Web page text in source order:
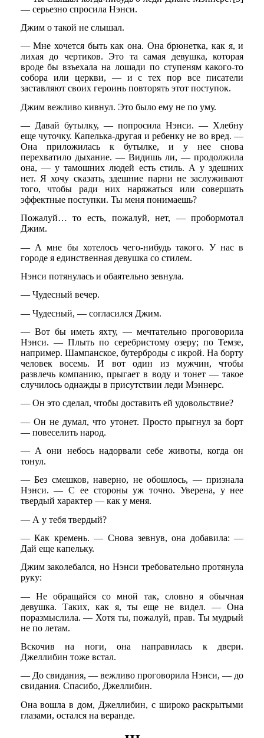
— серьезно спросила Нэнси.
Джим о такой не слышал.
— Мне хочется быть как она. Она брюнетка, как я, и
лихая до чертиков. Это та самая девушка, которая
вроде бы взъехала на лошади по ступеням какого-то
собора или церкви, — и с тех пор все писатели
заставляют своих героинь повторять этот поступок.
Джим вежливо кивнул. Это было ему не по уму.
— Давай бутылку, — попросила Нэнси. — Хлебну
еще чуточку. Капелька-другая и ребенку не во вред. —
Она приложилась к бутылке, и у нее снова
перехватило дыхание. — Видишь ли, — продолжила
она, — у тамошних людей есть стиль. А у здешних
нет. Я хочу сказать, здешние парни не заслуживают
того, чтобы ради них наряжаться или совершать
эффектные поступки. Ты меня понимаешь?
Пожалуй… то есть, пожалуй, нет, — пробормотал
Джим.
— А мне бы хотелось чего-нибудь такого. У нас в
городе я единственная девушка со стилем.
Нэнси потянулась и обаятельно зевнула.
— Чудесный вечер.
— Чудесный, — согласился Джим.
— Вот бы иметь яхту, — мечтательно проговорила
Нэнси. — Плыть по серебристому озеру; по Темзе,
например. Шампанское, бутерброды с икрой. На борту
человек восемь. И вот один из мужчин, чтобы
развлечь компанию, прыгает в воду и тонет — такое
случилось однажды в присутствии леди Мэннерс.
— Он это сделал, чтобы доставить ей удовольствие?
— Он не думал, что утонет. Просто прыгнул за борт
— повеселить народ.
— А они небось надорвали себе животы, когда он
тонул.
— Без смешков, наверно, не обошлось, — признала
Нэнси. — С ее стороны уж точно. Уверена, у нее
твердый характер — как у меня.
— А у тебя твердый?
— Как кремень. — Снова зевнув, она добавила: —
Дай еще капельку.
Джим заколебался, но Нэнси требовательно протянула
руку:
— Не обращайся со мной так, словно я обычная
девушка. Таких, как я, ты еще не видел. — Она
поразмыслила. — Хотя ты, пожалуй, прав. Ты мудрый
не по летам.
Вскочив на ноги, она направилась к двери.
Джеллибин тоже встал.
— До свидания, — вежливо проговорила Нэнси, — до
свидания. Спасибо, Джеллибин.
Она вошла в дом, Джеллибин, с широко раскрытыми
глазами, остался на веранде.